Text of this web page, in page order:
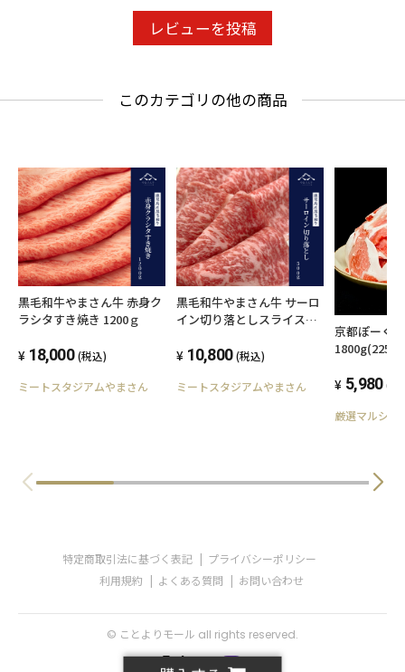
レビューを投稿
このカテゴリの他の商品
黒毛和牛やまさん牛 赤身ク
ラシタすき焼き 1200ｇ
18,000 (税込)
ミートスタジアムやまさん
黒毛和牛やまさん牛 サーロ
イン切り落としスライス
10,800 (税込)
ミートスタジアムやまさん
京都ぽーく
銘柄豚京都
5,980 (税
厳選マルシェ
特定商取引法に基づく表記
プライバシーポリシー
利用規約
よくある質問 お問い合わせ
© ことよりモール all rights reserved.